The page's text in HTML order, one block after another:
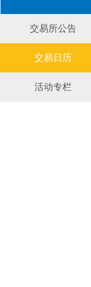
交易所公告
交易日历
活动专栏